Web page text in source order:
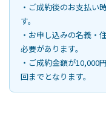
・ご成約後のお支払い
す。
・お申し込みの名義・
必要があります。
・ご成約金額が10,000
回までとなります。